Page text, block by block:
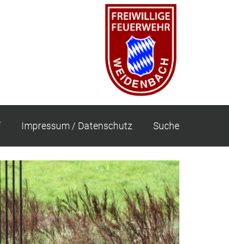
Impressum / Datenschutz Suche